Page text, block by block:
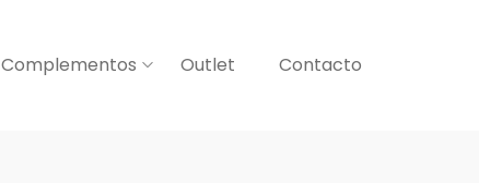
Complementos Outlet Contacto